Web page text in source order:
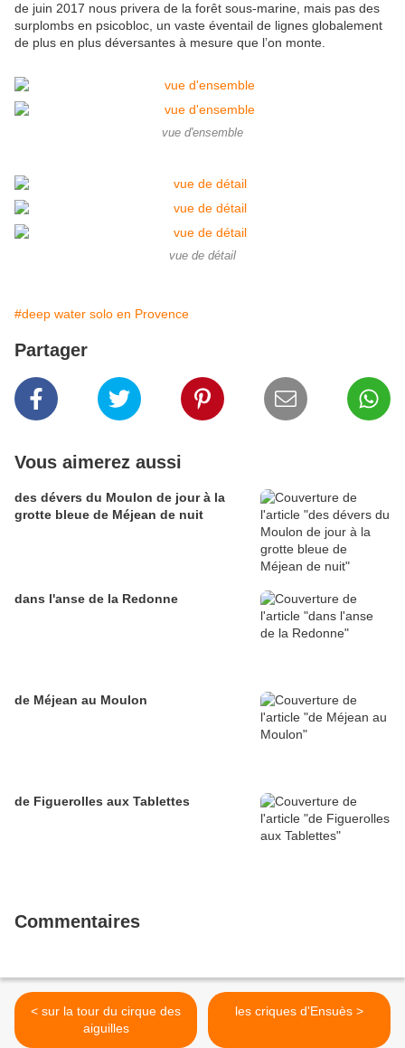
de juin 2017 nous privera de la forêt sous-marine, mais pas des
surplombs en psicobloc, un vaste éventail de lignes globalement
de plus en plus déversantes à mesure que l’on monte.
vue d'ensemble
vue de détail
#deep water solo en Provence
Partager
Vous aimerez aussi
des dévers du Moulon de jour à la
grotte bleue de Méjean de nuit
dans l'anse de la Redonne
de Méjean au Moulon
de Figuerolles aux Tablettes
Commentaires
< sur la tour du cirque des
aiguilles
les criques d'Ensuès >